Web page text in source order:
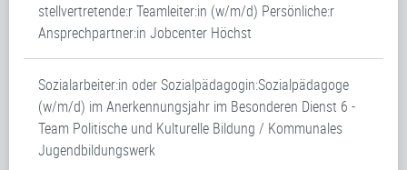
stellvertretende:r Teamleiter:in (w/m/d) Persönliche:r
Ansprechpartner:in Jobcenter Höchst
Sozialarbeiter:in oder Sozialpädagogin:Sozialpädagoge
(w/m/d) im Anerkennungsjahr im Besonderen Dienst 6 -
Team Politische und Kulturelle Bildung / Kommunales
Jugendbildungswerk